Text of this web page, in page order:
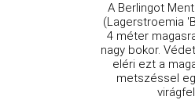
A Berlingot
(Lagerstroemia
4 méter
nagy bokor.
eléri ezt a
metszéssel